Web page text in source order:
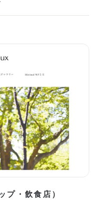
プ・飲食店）